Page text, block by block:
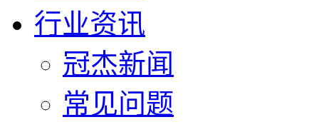
行业资讯
冠杰新闻
常见问题